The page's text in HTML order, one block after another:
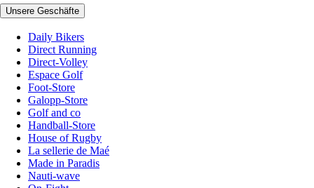
Unsere Geschäfte
Daily Bikers
Direct Running
Direct-Volley
Espace Golf
Foot-Store
Galopp-Store
Golf and co
Handball-Store
House of Rugby
La sellerie de Maé
Made in Paradis
Nauti-wave